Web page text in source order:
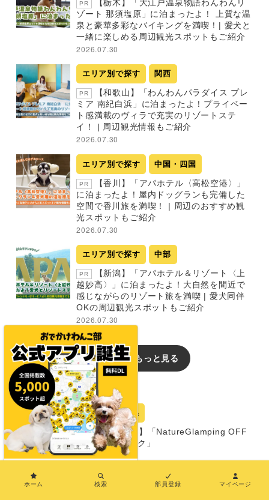
PR
【栃木】「大江戸温泉物語わんわんリ
ゾート 那須塩原」に泊まったよ！ 上質な温
泉と豪華多彩なバイキングを満喫！| 愛犬と
一緒に楽しめる周辺観光スポットもご紹介
2026.07.30
エリア別で探す 関西
PR
【和歌山】「わんわんパラダイス プレ
ミア 南紀白浜」に泊まったよ！プライベー
ト感満載のヴィラで充実のリゾートステ
イ！ | 周辺観光情報もご紹介
2026.07.30
エリア別で探す 中国・四国
PR
【香川】「アパホテル〈高松空港〉」
に泊まったよ！屋内ドッグランも完備した
空間で香川旅を満喫！ | 周辺のおすすめ観
光スポットもご紹介
2026.07.30
エリア別で探す 中部
PR
【新潟】「アパホテル＆リゾート〈上
越妙高〉」に泊まったよ！大自然を間近で
感じながらのリゾート旅を満喫 | 愛犬同伴
OKの周辺観光スポットもご紹介
2026.07.30
新着記事をもっと見る
おでかけレポート
宿 三重県
【三重・尾鷲市】「NatureGlamping OFF
LEEK オフリーク」
グランピング
ホーム 検索 部員登録 マイページ